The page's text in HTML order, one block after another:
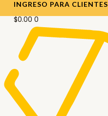
INGRESO PARA CLIENTES
$0.00 0